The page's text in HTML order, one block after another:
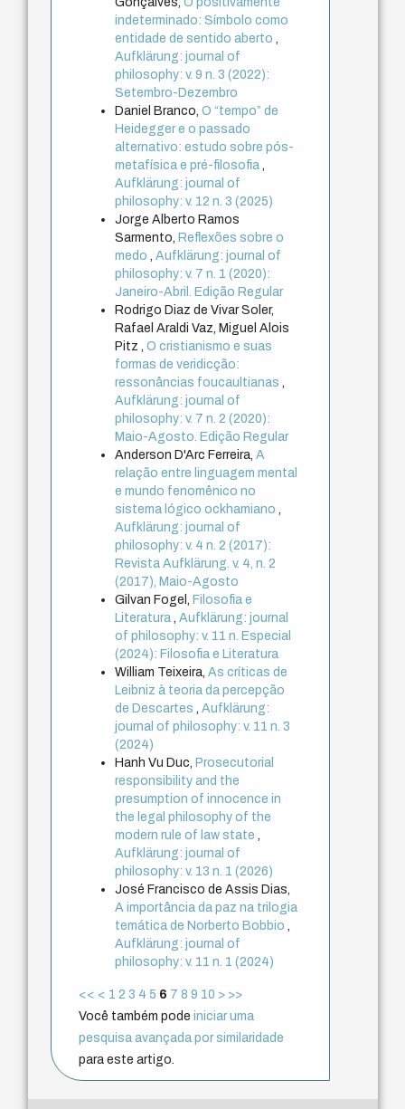
indeterminado: Símbolo como
entidade de sentido aberto,
Aufklärung: journal of
philosophy: v. 9 n. 3 (2022):
Setembro-Dezembro
Daniel Branco,O “tempo” de
Heidegger e o passado
alternativo: estudo sobre pós-
metafísica e pré-filosofia,
Aufklärung: journal of
philosophy: v. 12 n. 3 (2025)
Jorge Alberto Ramos
Sarmento, Reflexões sobre o
medo,Aufklärung: journal of
philosophy: v. 7 n. 1 (2020):
Janeiro-Abril. Edição Regular
Rodrigo Diaz de Vivar Soler,
Rafael Araldi Vaz, Miguel Alois
Pitz ,O cristianismo e suas
formas de veridicção:
ressonâncias foucaultianas,
Aufklärung: journal of
philosophy: v. 7 n. 2 (2020):
Maio-Agosto. Edição Regular
Anderson D'Arc Ferreira,A
relação entre linguagem mental
e mundo fenomênico no
sistema lógico ockhamiano,
Aufklärung: journal of
philosophy: v. 4 n. 2 (2017):
Revista Aufklärung. v. 4, n. 2
(2017), Maio-Agosto
Gilvan Fogel, Filosofia e
Literatura,Aufklärung: journal
of philosophy: v. 11 n. Especial
(2024): Filosofia e Literatura
William Teixeira,As críticas de
Leibniz à teoria da percepção
de Descartes,Aufklärung:
journal of philosophy: v. 11 n. 3
(2024)
Hanh Vu Duc, Prosecutorial
responsibility and the
presumption of innocence in
the legal philosophy of the
modern rule of law state,
Aufklärung: journal of
philosophy: v. 13 n. 1 (2026)
José Francisco de Assis Dias,
A importância da paz na trilogia
temática de Norberto Bobbio,
Aufklärung: journal of
philosophy: v. 11 n. 1 (2024)
<< < 1 2 3 4 5 6 7 8 9 10 > >>
Você também podeiniciar uma
pesquisa avançada por similaridade
para este artigo.